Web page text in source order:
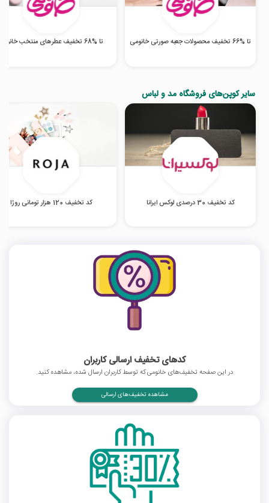
تا %66 تخفیف محصولات جعبه صورتی خانومی تا %68 تخفیف عطرهای منتخب خانومی
سایر کوپن‌های فروشگاه مد و لباس
کد تخفیف 30 درصدی لوکس ایرانا کد تخفیف 120 هزار تومانی روژا
کدهای تخفیف ارسالی کاربران
در این صفحه تخفیف‌های خانومی که توسط کاربران ارسال شده، مشاهده کنید.
مشاهده تخفیف‌های ارسالی